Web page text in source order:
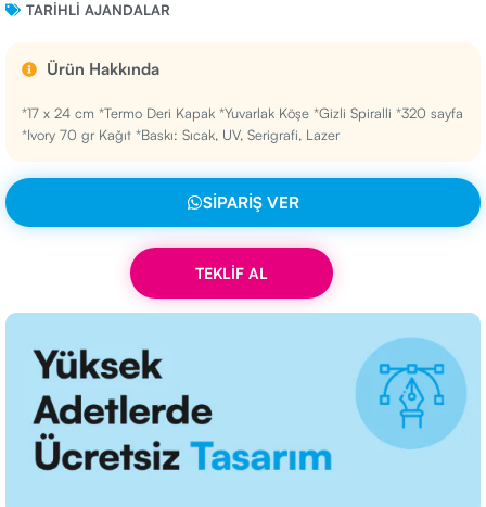
TARIHLI AJANDALAR
Ürün Hakkında
*17 x 24 cm *Termo Deri Kapak *Yuvarlak Köşe *Gizli Spiralli *320 sayfa
*Ivory 70 gr Kağıt *Baskı: Sıcak, UV, Serigrafi, Lazer
SIPARIŞ VER
TEKLİF AL